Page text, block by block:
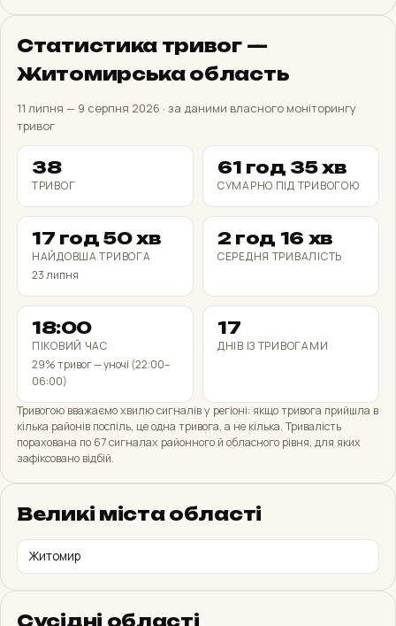
Повітряна Артобстріл
Міські бої
КИЇВ І СУСІДИ оновлено 25 с тому · 6 регіонів
Статистика тривог —
Житомирська область
11 липня — 9 серпня 2026 · за даними власного моніторингу
тривог
38
ТРИВОГ
61 год 35 хв
СУМАРНО ПІД ТРИВОГОЮ
17 год 50 хв
НАЙДОВША ТРИВОГА
23 липня
2 год 16 хв
СЕРЕДНЯ ТРИВАЛІСТЬ
18:00
ПІКОВИЙ ЧАС
29% тривог — уночі (22:00–
06:00)
17
ДНІВ ІЗ ТРИВОГАМИ
Тривогою вважаємо хвилю сигналів у регіоні: якщо тривога прийшла в
кілька районів поспіль, це одна тривога, а не кілька. Тривалість
порахована по 67 сигналах районного й обласного рівня, для яких
зафіксовано відбій.
Великі міста області
Житомир
Сусідні області